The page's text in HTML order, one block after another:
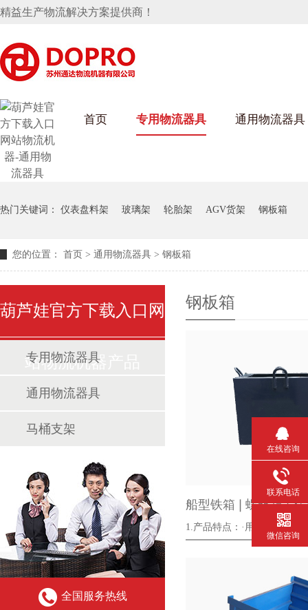
精益生产物流解决方案提供商！
首页 专用物流器具
葫芦娃短视频APP安装下载进入架
丝车/纺丝车
通用物流器具
乌龟车/平台车
货架系统
化纤纺织行业
化工行业
热门关键词： 仪表盘料架 玻璃架 轮胎架 AGV货架 钢板箱
您的位置： 首页 > 通用物流器具 > 钢板箱
钢板箱
船型铁箱❘螺丝箱❘标
1.产品特点：·用料充足，
葫芦娃官方下载入口网
站物流机器产品
专用物流器具
通用物流器具
马桶支架
全国服务热线
在线咨询
联系电话
微信咨询